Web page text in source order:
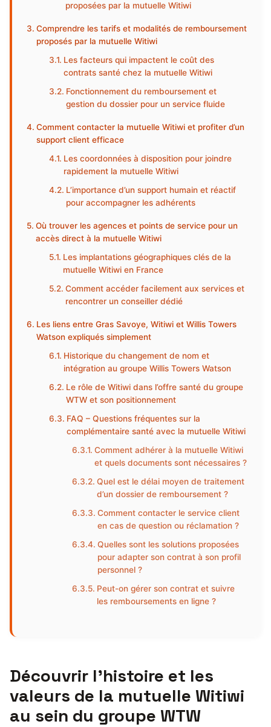
proposées par la mutuelle Witiwi
Comprendre les tarifs et modalités de remboursement
proposés par la mutuelle Witiwi
Les facteurs qui impactent le coût des
contrats santé chez la mutuelle Witiwi
Fonctionnement du remboursement et
gestion du dossier pour un service fluide
Comment contacter la mutuelle Witiwi et profiter d’un
support client efficace
Les coordonnées à disposition pour joindre
rapidement la mutuelle Witiwi
L’importance d’un support humain et réactif
pour accompagner les adhérents
Où trouver les agences et points de service pour un
accès direct à la mutuelle Witiwi
Les implantations géographiques clés de la
mutuelle Witiwi en France
Comment accéder facilement aux services et
rencontrer un conseiller dédié
Les liens entre Gras Savoye, Witiwi et Willis Towers
Watson expliqués simplement
Historique du changement de nom et
intégration au groupe Willis Towers Watson
Le rôle de Witiwi dans l’offre santé du groupe
WTW et son positionnement
FAQ – Questions fréquentes sur la
complémentaire santé avec la mutuelle Witiwi
Comment adhérer à la mutuelle Witiwi
et quels documents sont nécessaires ?
Quel est le délai moyen de traitement
d’un dossier de remboursement ?
Comment contacter le service client
en cas de question ou réclamation ?
Quelles sont les solutions proposées
pour adapter son contrat à son profil
personnel ?
Peut-on gérer son contrat et suivre
les remboursements en ligne ?
Découvrir l’histoire et les
valeurs de la mutuelle Witiwi
au sein du groupe WTW